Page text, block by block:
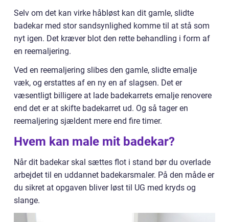
Selv om det kan virke håbløst kan dit gamle, slidte
badekar med stor sandsynlighed komme til at stå som
nyt igen. Det kræver blot den rette behandling i form af
en reemaljering.
Ved en reemaljering slibes den gamle, slidte emalje
væk, og erstattes af en ny en af slagsen. Det er
væsentligt billigere at lade badekarrets emalje renovere
end det er at skifte badekarret ud. Og så tager en
reemaljering sjældent mere end fire timer.
Hvem kan male mit badekar?
Når dit badekar skal sættes flot i stand bør du overlade
arbejdet til en uddannet badekarsmaler. På den måde er
du sikret at opgaven bliver løst til UG med kryds og
slange.